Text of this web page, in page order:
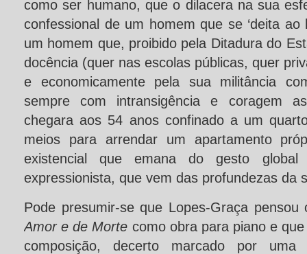
como ser humano, que o dilacera na sua
confessional de um homem que se ‘deita ao
um homem que, proibido pela Ditadura do
docência (quer nas escolas públicas, quer
e economicamente pela sua militância
sempre com intransigência e coragem
chegara aos 54 anos confinado a um
meios para arrendar um apartamento
existencial que emana do gesto
expressionista, que vem das profundezas da
Pode presumir-se que Lopes-Graça
Amor e de Morte como obra para piano e
composição, decerto marcado por